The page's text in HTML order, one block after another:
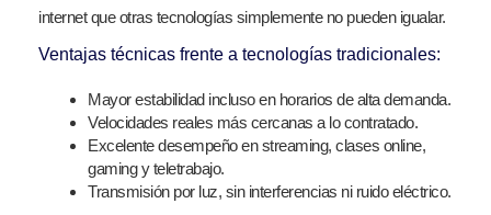
internet que otras tecnologías simplemente no pueden igualar.
Ventajas técnicas frente a tecnologías tradicionales:
Mayor estabilidad incluso en horarios de alta demanda.
Velocidades reales más cercanas a lo contratado.
Excelente desempeño en streaming, clases online,
gaming y teletrabajo.
Transmisión por luz, sin interferencias ni ruido eléctrico.